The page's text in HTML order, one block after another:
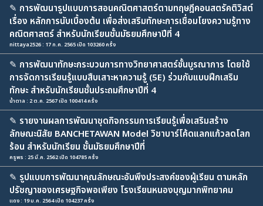
✎ การพัฒนารูปแบบการสอนคณิตศาสตร์ตามทฤษฎีคอนสตรัคติวิสต์
เรื่อง หลักการนับเบื้องต้น เพื่อส่งเสริมทักษะการเชื่อมโยงความรู้ทาง
คณิตศาสตร์ สำหรับนักเรียนชั้นมัธยมศึกษาปีที่ 4
nittaya2526 : 17 ก.ค. 2565 เปิด 103260 ครั้ง
✎ การพัฒนาทักษะกระบวนการทางวิทยาศาสตร์ขั้นบูรณาการ โดยใช้
การจัดการเรียนรู้แบบสืบเสาะหาความรู้ (5E) ร่วมกับแบบฝึกเสริม
ทักษะ สำหรับนักเรียนชั้นประถมศึกษาปีที่ 4
น้ำตาล : 2 ต.ค. 2567 เปิด 100414 ครั้ง
✎ รายงานผลการพัฒนาชุดกิจกรรมการเรียนรู้เพื่อเสริมสร้าง
ลักษณะนิสัย BANCHETAWAN Model วิชาบาร์โค้ดแลกแก้วลดโลก
ร้อน สำหรับนักเรียน ชั้นมัธยมศึกษาปีที่
ครูพร : 25 มี.ค. 2562 เปิด 104785 ครั้ง
✎ รูปแบบการพัฒนาคุณลักษณะอันพึงประสงค์ของผู้เรียน ตามหลัก
ปรัชญาของเศรษฐกิจพอเพียง โรงเรียนหนองบุญมากพิทยาคม
แดง : 19 ม.ค. 2564 เปิด 104237 ครั้ง